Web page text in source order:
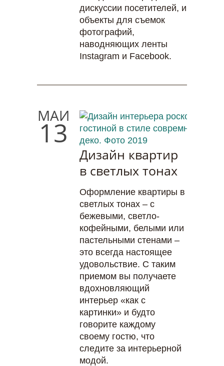
дискуссии посетителей, и
объекты для съемок
фотографий,
наводняющих ленты
Instagram и Facebook.
МАЙ
13
Дизайн квартир
в светлых тонах
Оформление квартиры в
светлых тонах – с
бежевыми, светло-
кофейными, белыми или
пастельными стенами –
это всегда настоящее
удовольствие. С таким
приемом вы получаете
вдохновляющий
интерьер «как с
картинки» и будто
говорите каждому
своему гостю, что
следите за интерьерной
модой.